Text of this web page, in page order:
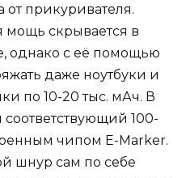
от прикуривателя.
мощь скрывается в
однако с её помощью
даже ноутбуки и
по 10-20 тыс. мАч. В
соответствующий 100-
чипом E-Marker.
шнур сам по себе